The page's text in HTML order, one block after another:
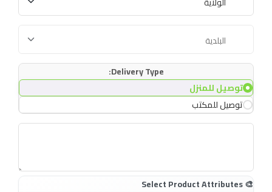
Delivery Type:
توصيل للمنزل
توصيل للمكتب